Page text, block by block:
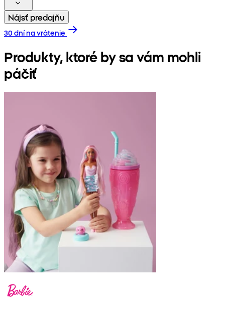
Nájsť predajňu
30 dní na vrátenie
Produkty, ktoré by sa vám mohli
páčiť